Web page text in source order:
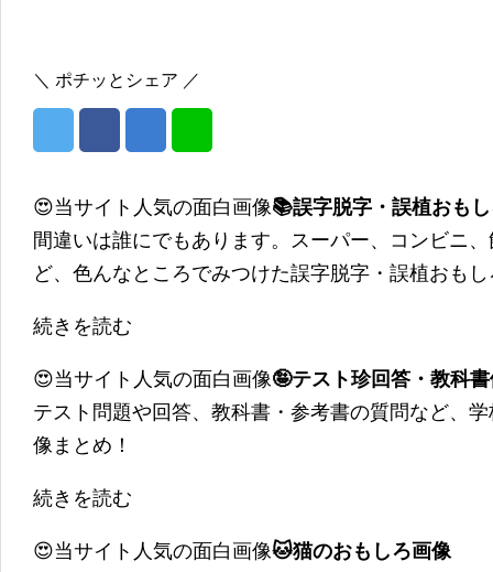
＼ ポチッとシェア ／
😍当サイト人気の面白画像📚誤字脱字・誤植おも
間違いは誰にでもあります。スーパー、コンビニ
ど、色んなところでみつけた誤字脱字・誤植おも
続きを読む
😍当サイト人気の面白画像🤪テスト珍回答・教科
テスト問題や回答、教科書・参考書の質問など、
像まとめ！
続きを読む
😍当サイト人気の面白画像🐱猫のおもしろ画像